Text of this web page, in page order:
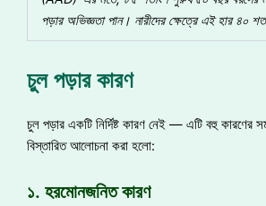
পড়ার অভিজ্ঞতা পান। নারীদের ক্ষেত্রে এই হার ৪০
চুল পড়ার কারণ
চুল পড়ার একটি নির্দিষ্ট কারণ নেই — এটি বহু কারণের
বিস্তারিত আলোচনা করা হলো:
১. হরমোনজনিত কারণ